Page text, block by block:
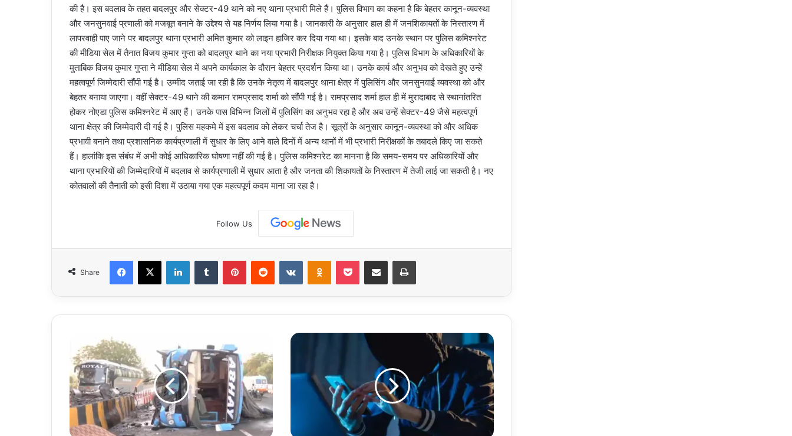
की है। इस बदलाव के तहत बादलपुर और सेक्टर-49 थाने को नए थाना प्रभारी मिले हैं। पुलिस विभाग का कहना है कि बेहतर कानून-व्यवस्था
और जनसुनवाई प्रणाली को मजबूत बनाने के उद्देश्य से यह निर्णय लिया गया है। जानकारी के अनुसार हाल ही में जनशिकायतों के निस्तारण में
लापरवाही पाए जाने पर बादलपुर थाना प्रभारी अमित कुमार को लाइन हाजिर कर दिया गया था। इसके बाद उनके स्थान पर पुलिस कमिश्नरेट
की मीडिया सेल में तैनात विजय कुमार गुप्ता को बादलपुर थाने का नया प्रभारी निरीक्षक नियुक्त किया गया है। पुलिस विभाग के अधिकारियों के
मुताबिक विजय कुमार गुप्ता ने मीडिया सेल में अपने कार्यकाल के दौरान बेहतर प्रदर्शन किया था। उनके कार्य और अनुभव को देखते हुए उन्हें
महत्वपूर्ण जिम्मेदारी सौंपी गई है। उम्मीद जताई जा रही है कि उनके नेतृत्व में बादलपुर थाना क्षेत्र में पुलिसिंग और जनसुनवाई व्यवस्था को और
बेहतर बनाया जाएगा। वहीं सेक्टर-49 थाने की कमान रामप्रसाद शर्मा को सौंपी गई है। रामप्रसाद शर्मा हाल ही में मुरादाबाद से स्थानांतरित
होकर नोएडा पुलिस कमिश्नरेट में आए हैं। उनके पास विभिन्न जिलों में पुलिसिंग का अनुभव रहा है और अब उन्हें सेक्टर-49 जैसे महत्वपूर्ण
थाना क्षेत्र की जिम्मेदारी दी गई है। पुलिस महकमे में इस बदलाव को लेकर चर्चा तेज है। सूत्रों के अनुसार कानून-व्यवस्था को और अधिक
प्रभावी बनाने तथा प्रशासनिक कार्यप्रणाली में सुधार के लिए आने वाले दिनों में अन्य थानों में भी प्रभारी निरीक्षकों के तबादले किए जा सकते
हैं। हालांकि इस संबंध में अभी कोई आधिकारिक घोषणा नहीं की गई है। पुलिस कमिश्नरेट का मानना है कि समय-समय पर अधिकारियों और
थाना प्रभारियों की जिम्मेदारियों में बदलाव से कार्यप्रणाली में सुधार आता है और जनता की शिकायतों के निस्तारण में तेजी लाई जा सकती है। नए
कोतवालों की तैनाती को इसी दिशा में उठाया गया एक महत्वपूर्ण कदम माना जा रहा है।
Follow Us
Share
Facebook
X LinkedInTumblr PinterestReddit VKontakteOdnoklassniki
Pocket Share via Email Print
Accident:
महामाया
फ्लाईओवर
बस
हादसे
घायल
Cyber
ऐप